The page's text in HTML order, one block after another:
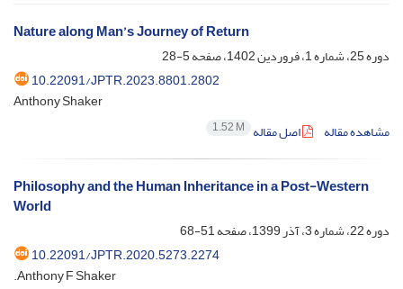
Nature along Man’s Journey of Return
دوره 25، شماره 1، فروردین 1402، صفحه
5-28
10.22091/JPTR.2023.8801.2802
Anthony Shaker
مشاهده مقاله
اصل مقاله 1.52 M
Philosophy and the Human Inheritance in a Post-Western
World
دوره 22، شماره 3، آذر 1399، صفحه
51-68
10.22091/JPTR.2020.5273.2274
.Anthony F Shaker